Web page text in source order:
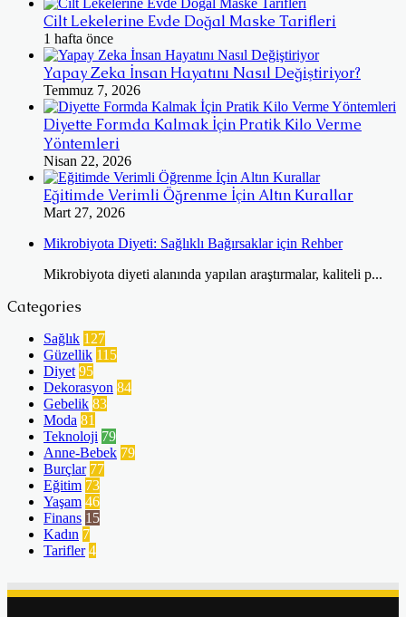
Cilt Lekelerine Evde Doğal Maske Tarifleri
1 hafta önce
Yapay Zeka İnsan Hayatını Nasıl Değiştiriyor?
Temmuz 7, 2026
Diyette Formda Kalmak İçin Pratik Kilo Verme
Yöntemleri
Nisan 22, 2026
Eğitimde Verimli Öğrenme İçin Altın Kurallar
Mart 27, 2026
Mikrobiyota Diyeti: Sağlıklı Bağırsaklar için Rehber
Mikrobiyota diyeti alanında yapılan araştırmalar, kaliteli p...
Categories
Sağlık 127
Güzellik 115
Diyet 95
Dekorasyon 84
Gebelik 83
Moda 81
Teknoloji 79
Anne-Bebek 79
Burçlar 77
Eğitim 73
Yaşam 46
Finans 15
Kadın 7
Tarifler 4